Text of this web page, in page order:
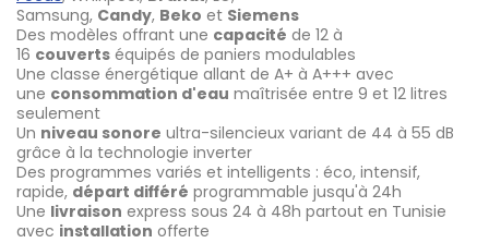
Samsung, Candy, Beko et Siemens
Des modèles offrant une capacité de 12 à
16 couverts équipés de paniers modulables
Une classe énergétique allant de A+ à A+++ avec
une consommation d'eau maîtrisée entre 9 et 12 litres
seulement
Un niveau sonore ultra-silencieux variant de 44 à 55 dB
grâce à la technologie inverter
Des programmes variés et intelligents : éco, intensif,
rapide, départ différé programmable jusqu'à 24h
Une livraison express sous 24 à 48h partout en Tunisie
avec installation offerte